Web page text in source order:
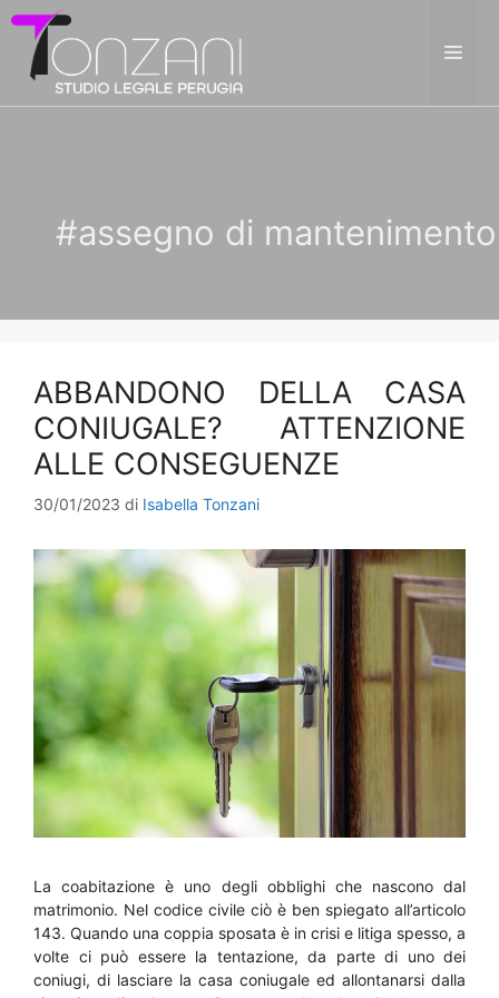
Vai
contenuto
#assegno di mantenimento
ABBANDONO DELLA CASA
CONIUGALE? ATTENZIONE
ALLE CONSEGUENZE
30/01/2023 di Isabella Tonzani
La coabitazione è uno degli obblighi che nascono dal
matrimonio. Nel codice civile ciò è ben spiegato all’articolo
143. Quando una coppia sposata è in crisi e litiga spesso, a
volte ci può essere la tentazione, da parte di uno dei
coniugi, di lasciare la casa coniugale ed allontanarsi dalla